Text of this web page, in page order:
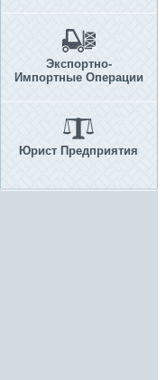
Экспортно-
Импортные Операции
Юрист Предприятия